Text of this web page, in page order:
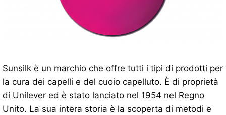
Sunsilk è un marchio che offre tutti i tipi di prodotti per
la cura dei capelli e del cuoio capelluto. È di proprietà
di Unilever ed è stato lanciato nel 1954 nel Regno
Unito. La sua intera storia è la scoperta di metodi e